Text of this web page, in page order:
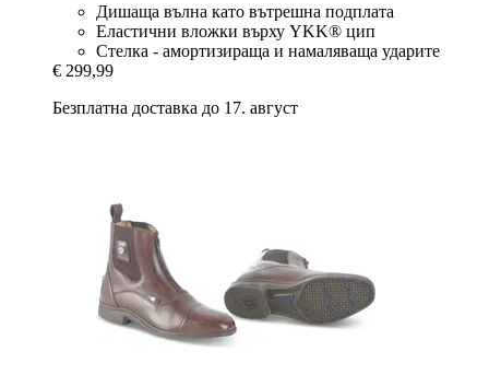
Дишаща вълна като вътрешна подплата
Еластични вложки върху YKK® цип
Стелка - амортизираща и намаляваща ударите
€ 299,99
Безплатна доставка до 17. август